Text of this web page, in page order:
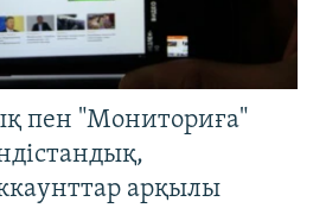
пен "Мониториға"
арқылы